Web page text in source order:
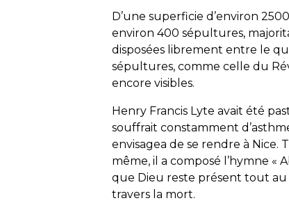
D’une superficie d’environ
environ 400 sépultures,
disposées librement entre le
sépultures, comme celle du
encore visibles.
Henry Francis Lyte avait été
souffrait constamment
envisagea de se rendre à Nice.
même, il a composé l’hymne «
que Dieu reste présent tout au
travers la mort.